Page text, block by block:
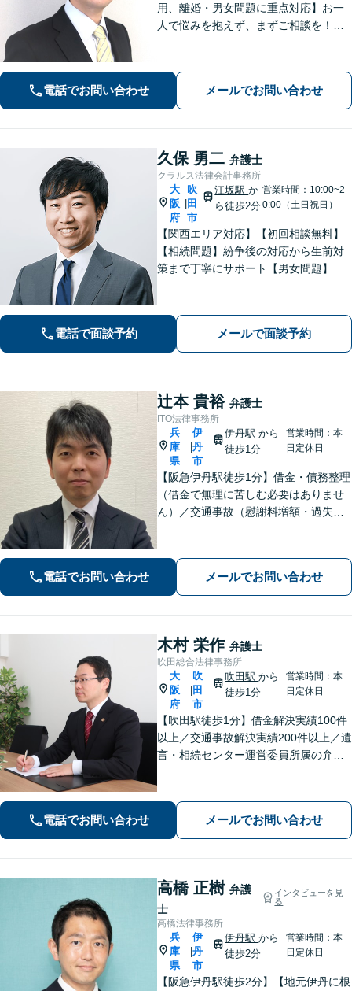
用、離婚・男女問題に重点対応】お一
人で悩みを抱えず、まずご相談を！き
します。当日・夜間・電話相談可能で
す。【法テラス利用可】【WEB面談
可】
電話でお問い合わせ メールでお問い合わせ
久保 勇二 弁護士
クラルス法律会計事務所
大
阪
府
吹
田
市
江坂駅か
ら徒歩2分
営業時間：10:00~2
0:00（土日祝日）
【関西エリア対応】【初回相談無料】
【相続問題】紛争後の対応から生前対
策まで丁寧にサポート【男女問題】金
に解決させましょう【夜間・休日面談
可】【WEB面談】【完全個室】
電話で面談予約 メールで面談予約
辻本 貴裕 弁護士
ITO法律事務所
兵
庫
県
伊
丹
市
伊丹駅から
徒歩1分
営業時間：本
日定休日
【阪急伊丹駅徒歩1分】借金・債務整理
（借金で無理に苦しむ必要はありませ
ん）／交通事故（慰謝料増額・過失割
／刑事事件（被害者側も対応）／相続
／離婚問題など。まずはお気軽にご相
談ください
電話でお問い合わせ メールでお問い合わせ
木村 栄作 弁護士
吹田総合法律事務所
大
阪
府
吹
田
市
吹田駅から
徒歩1分
営業時間：本
日定休日
【吹田駅徒歩1分】借金解決実績100件
以上／交通事故解決実績200件以上／遺
言・相続センター運営委員所属の弁護
ください。きめ細やかで丁寧な対応が
モットーです。
電話でお問い合わせ メールでお問い合わせ
高橋 正樹 弁護
士
インタビューを見
る
高橋法律事務所
兵
庫
県
伊
丹
市
伊丹駅から
徒歩2分
営業時間：本
日定休日
【阪急伊丹駅徒歩2分】【地元伊丹に根